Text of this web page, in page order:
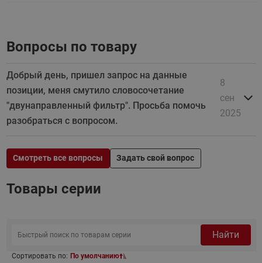
Вопросы по товару
Добрый день, пришел запрос на данные
позиции, меня смутило словосочетание
"двунаправленный фильтр". Просьба помочь
разобраться с вопросом.
8
сен
2025
Смотреть все вопросы Задать свой вопрос
Товары серии
Найти
Сортировать по: По умолчанию